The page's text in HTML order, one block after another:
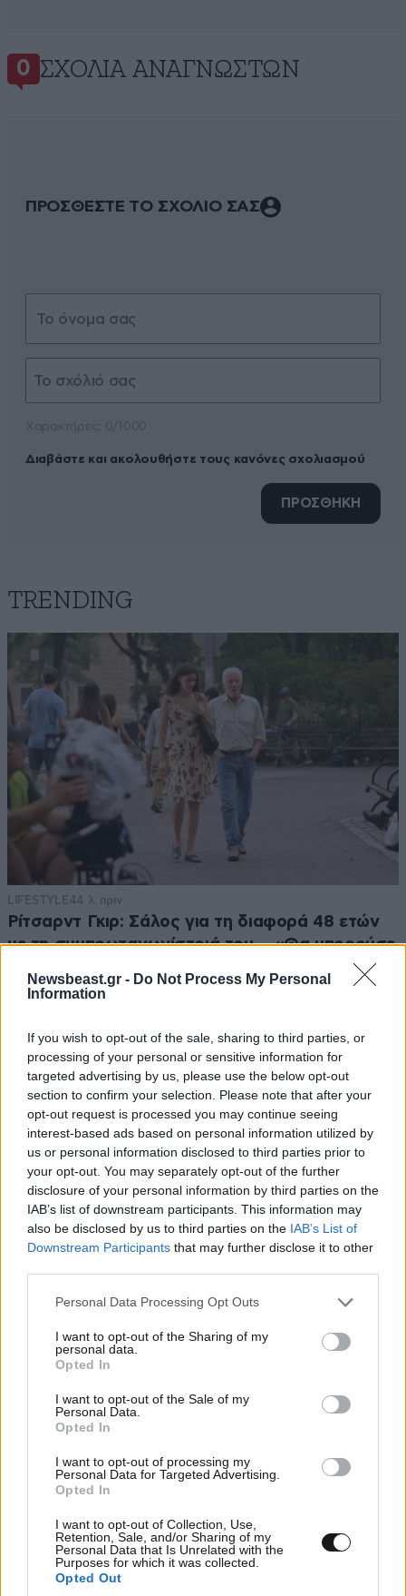
Newsbeast.gr - Do Not Process My Personal
Information
If you wish to opt-out of the sale, sharing to third parties, or
processing of your personal or sensitive information for
targeted advertising by us, please use the below opt-out
section to confirm your selection. Please note that after your
opt-out request is processed you may continue seeing
interest-based ads based on personal information utilized by
us or personal information disclosed to third parties prior to
your opt-out. You may separately opt-out of the further
disclosure of your personal information by third parties on the
IAB’s list of downstream participants. This information may
also be disclosed by us to third parties on the IAB’s List of
Downstream Participants that may further disclose it to other
Please note that this website/app uses one or more Google
not limited to your visit or usage behaviour. You may click to
grant or deny consent to Google and its third-party tags to
use your data for below specified purposes in below Google
consent section.
Personal Data Processing Opt Outs
I want to opt-out of the Sharing of my
personal data.
Opted In
I want to opt-out of the Sale of my
Personal Data.
Opted In
I want to opt-out of processing my
Personal Data for Targeted Advertising.
Opted In
I want to opt-out of Collection, Use,
Retention, Sale, and/or Sharing of my
Personal Data that Is Unrelated with the
Purposes for which it was collected.
Opted Out
0 ΣΧΌΛΙΑ ΑΝΑΓΝΩΣΤΏΝ
ΠΡΟΣΘΕΣΤΕ ΤΟ ΣΧΟΛΙΟ ΣΑΣ
Διαβάστε και ακολουθήστε τους κανόνες σχολιασμού
ΠΡΟΣΘΗΚΗ
TRENDING
LIFESTYLE44 λ. πριν
Ρίτσαρντ Γκιρ: Σάλος για τη διαφορά 48 ετών
με τη συμπρωταγωνίστριά του – «Θα μπορούσε